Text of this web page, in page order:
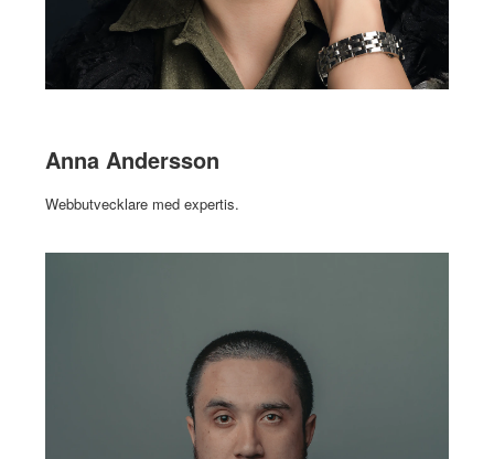
Anna Andersson
Webbutvecklare med expertis.